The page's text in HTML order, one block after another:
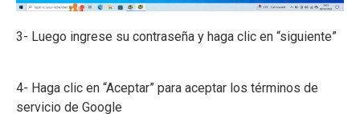
3- Luego ingrese su contraseña y haga clic en “siguiente”
4- Haga clic en “Aceptar” para aceptar los términos de
servicio de Google